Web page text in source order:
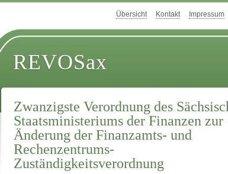
Übersicht Kontakt Impressum
REVOSax
Zwanzigste Verordnung des
Staatsministeriums der Finanzen zur
Änderung der Finanzamts- und
Rechenzentrums-
Zuständigkeitsverordnung